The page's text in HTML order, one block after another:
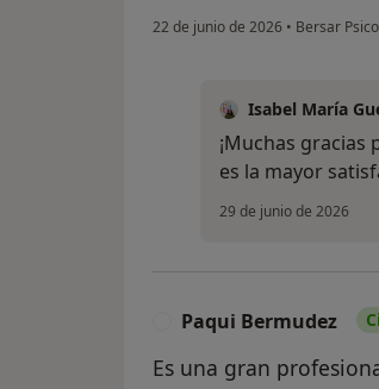
22 de junio de 2026 • Bersar
Isabel María
¡Muchas
es la mayor
29 de junio de 2026
Paqui Bermudez
Es una gran